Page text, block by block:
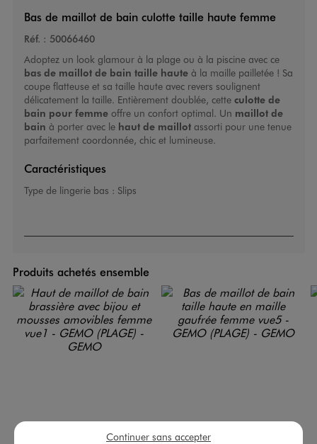
Bas de maillot de bain culotte taille haute femme
Réf. : 50066460
Adoptez un look glamour à la plage ou à la piscine avec ce
bas de maillot de bain taille hauteà la maille pailletée ! Sa
coupe flatteuse et sa taille haute avec revers soulignent
délicatement la taille. Entièrement doublée, cette culotte de
bain pour femmeoffre un confort optimal. Un maillot de
bain à porter avec le haut de maillotassorti pour une tenue
parfaitement coordonnée, chic et lumineuse.
Caractéristiques
Type de lingerie bas : Slips
Produits achetés ensemble
Continuer sans accepter